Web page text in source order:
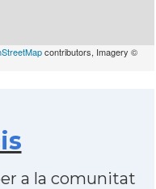
contributors, Imagery ©
a la comunitat